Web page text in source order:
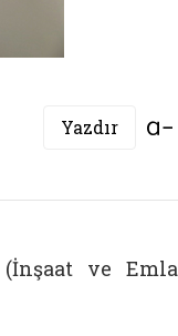
Yazdır
ve